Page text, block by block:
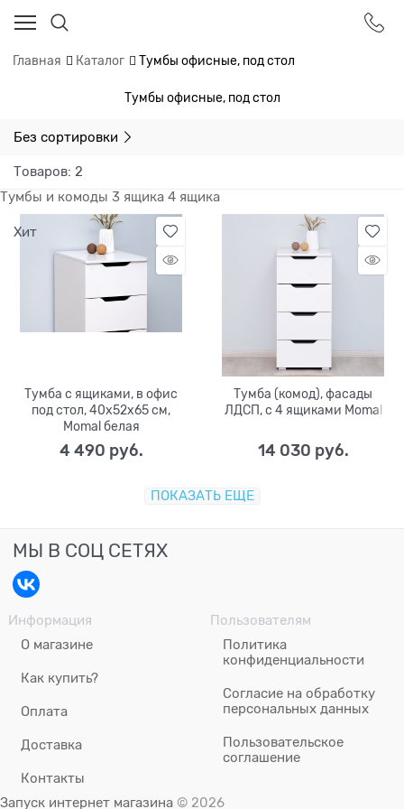
Главная Каталог Тумбы офисные, под стол
Тумбы офисные, под стол
Без сортировки
Товаров: 2
Тумбы и комоды 3 ящика 4 ящика
Хит
Тумба с ящиками, в офис
под стол, 40х52х65 см,
Momal белая
4 490 руб.
Тумба (комод), фасады
ЛДСП, с 4 ящиками Momal
14 030 руб.
ПОКАЗАТЬ ЕЩЕ
МЫ В СОЦ СЕТЯХ
Информация
О магазине
Как купить?
Оплата
Доставка
Контакты
Пользователям
Политика
конфиденциальности
Согласие на обработку
персональных данных
Пользовательское
соглашение
Запуск интернет магазина © 2026